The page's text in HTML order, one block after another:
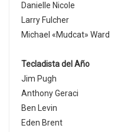
Danielle Nicole
Larry Fulcher
Michael «Mudcat» Ward
Tecladista del Año
Jim Pugh
Anthony Geraci
Ben Levin
Eden Brent